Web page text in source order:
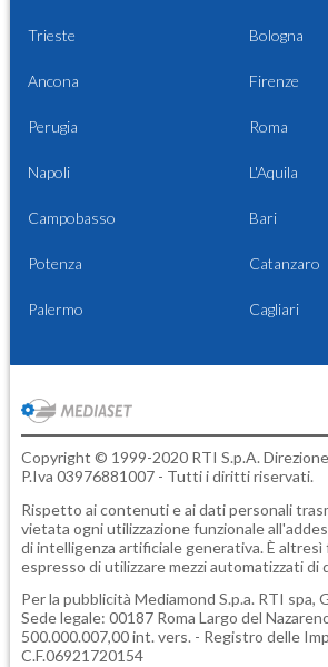
Trieste Bologna
Ancona Firenze
Perugia Roma
Napoli L'Aquila
Campobasso Bari
Potenza Catanzaro
Palermo Cagliari
Copyright © 1999-2020 RTI S.p.A.
P.Iva 03976881007 - Tutti i diritti riservati.
Rispetto ai contenuti e ai dati personali
vietata ogni utilizzazione funzionale
di intelligenza artificiale generativa. È
espresso di utilizzare mezzi automatizzati di
Per la pubblicità Mediamond S.p.a. RTI spa,
Sede legale: 00187 Roma Largo del
500.000.007,00 int. vers. - Registro delle
C.F.06921720154